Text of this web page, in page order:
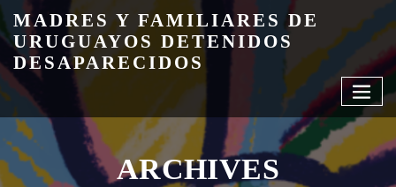
Skip
to
content
MADRES Y FAMILIARES DE
URUGUAYOS DETENIDOS
DESAPARECIDOS
ARCHIVES